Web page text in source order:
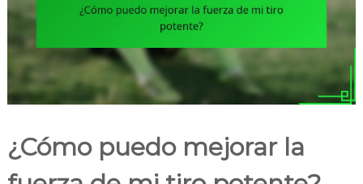
¿Cómo puedo mejorar la